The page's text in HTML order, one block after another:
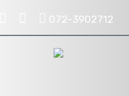
072-3902712